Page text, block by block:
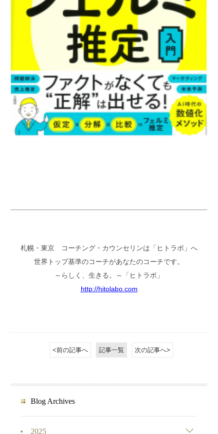
札幌・東京 コーチング・カウンセリンは「ヒトラボ」へ
世界トップ基準のコーチがあなたのコーチです。
～らしく、生きる。～「ヒトラボ」
http://hitolabo.com
<前の記事へ 記事一覧 次の記事へ>
Blog Archives
2025